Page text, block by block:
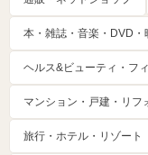
本・雑誌・音楽・DVD・
ヘルス&ビューティ・フ
マンション・戸建・リフ
旅行・ホテル・リゾート